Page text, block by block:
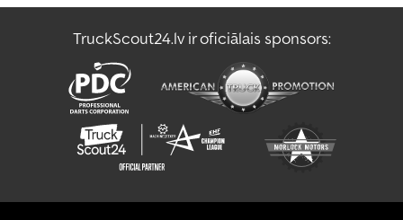
TruckScout24.lv ir oficiālais sponsors: